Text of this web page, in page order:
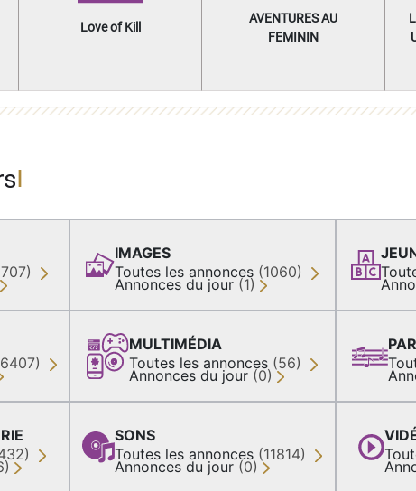
Love of Kill
AVENTURES AU
FEMININ
IMAGES
Toutes les annonces (1060)
Annonces du jour (1)
MULTIMÉDIA
Toutes les annonces (56)
Annonces du jour (0)
SONS
Toutes les annonces (11814)
Annonces du jour (0)